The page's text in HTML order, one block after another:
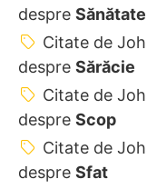
despre Sănătate
Citate de
despre Sărăcie
Citate de
despre Scop
Citate de
despre Sfat